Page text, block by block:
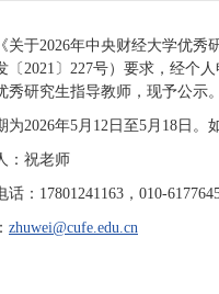
关于2026年中央财经大学优秀
〔2021〕227号）要求，经个
秀研究生指导教师，现予公示。
为2026年5月12日至5月18日
：祝老师
话：17801241163，010-
zhuwei@cufe.edu.cn